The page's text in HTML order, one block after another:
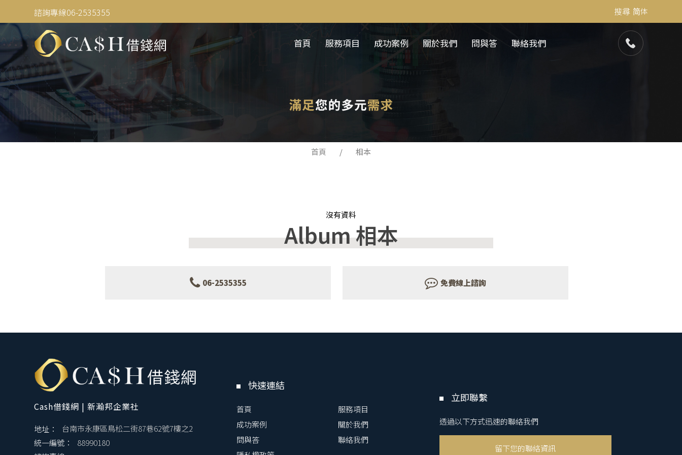
諮詢專線06-2535355 搜尋 简体
首頁 服務項目 成功案例 關於我們 問與答 聯絡我們
首頁 相本
沒有資料
Album相本
06-2535355 免費線上諮詢
Cash借錢網 | 新瀚邦企業社
地址：
台南市永康區鳥松二街87巷62號7樓之2
統一編號：
88990180
快速連結
首頁
服務項目
成功案例
關於我們
問與答
聯絡我們
立即聯繫
透過以下方式迅速的聯絡我們
留下您的聯絡資訊